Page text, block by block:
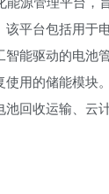
平台包括用于
能驱动的电池
用的储能模块
回收运输、云